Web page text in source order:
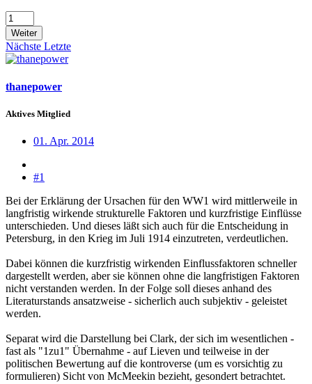
Weiter
Nächste Letzte
thanepower
Aktives Mitglied
01. Apr. 2014
#1
Bei der Erklärung der Ursachen für den WW1 wird mittlerweile in
langfristig wirkende strukturelle Faktoren und kurzfristige Einflüsse
unterschieden. Und dieses läßt sich auch für die Entscheidung in
Petersburg, in den Krieg im Juli 1914 einzutreten, verdeutlichen.
Dabei können die kurzfristig wirkenden Einflussfaktoren schneller
dargestellt werden, aber sie können ohne die langfristigen Faktoren
nicht verstanden werden. In der Folge soll dieses anhand des
Literaturstands ansatzweise - sicherlich auch subjektiv - geleistet
werden.
Separat wird die Darstellung bei Clark, der sich im wesentlichen -
fast als "1zu1" Übernahme - auf Lieven und teilweise in der
politischen Bewertung auf die kontroverse (um es vorsichtig zu
formulieren) Sicht von McMeekin bezieht, gesondert betrachtet.